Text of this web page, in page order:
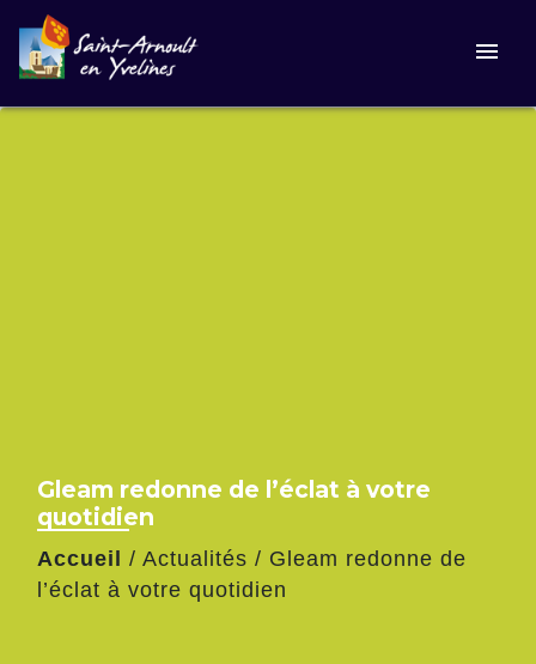
menu
Gleam redonne de l’éclat à votre
quotidien
Accueil / Actualités / Gleam redonne de
l’éclat à votre quotidien